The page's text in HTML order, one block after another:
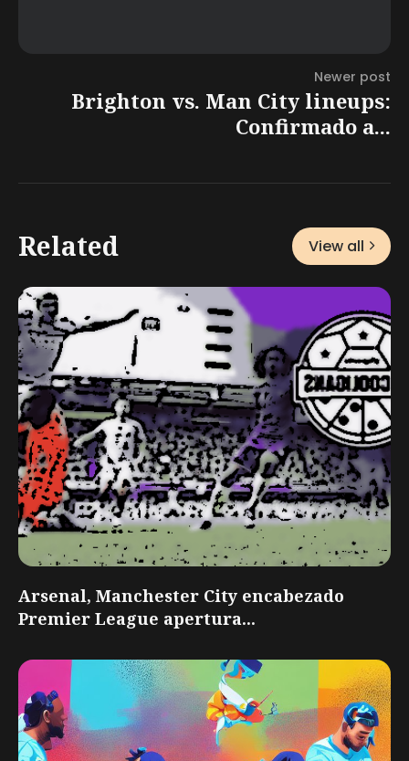
Newer post
Brighton vs. Man City lineups:
Confirmado a...
Related View all
Arsenal, Manchester City encabezado
Premier League apertura...